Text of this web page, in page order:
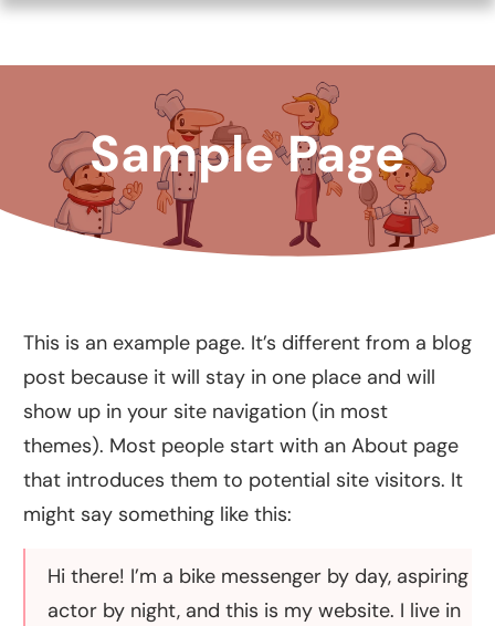
Sample Page
This is an example page. It’s different from a blog
post because it will stay in one place and will
show up in your site navigation (in most
themes). Most people start with an About page
that introduces them to potential site visitors. It
might say something like this:
Hi there! I’m a bike messenger by day, aspiring
actor by night, and this is my website. I live in